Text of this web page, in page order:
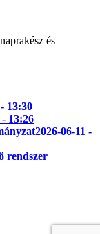
és
13:30
- 13:26
2026-06-11 -
rendszer